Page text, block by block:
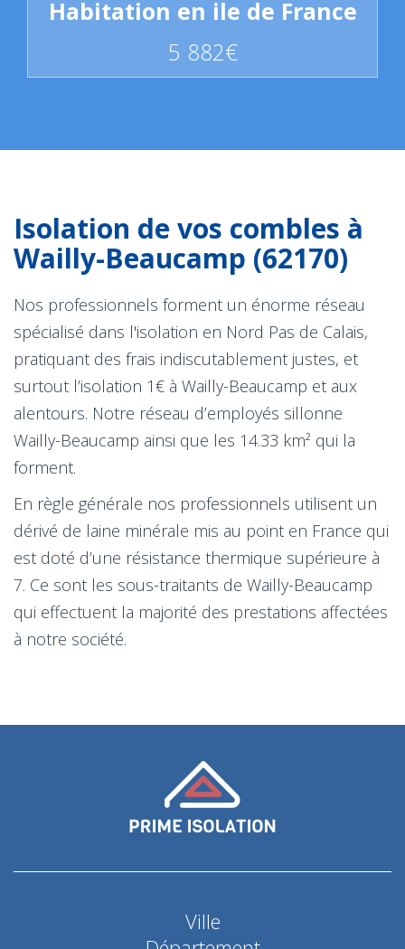
5 882€
Isolation de vos combles à
Wailly-Beaucamp (62170)
Nos professionnels forment un énorme réseau
spécialisé dans l'isolation en Nord Pas de Calais,
pratiquant des frais indiscutablement justes, et
surtout l’isolation 1€ à Wailly-Beaucamp et aux
alentours. Notre réseau d’employés sillonne
Wailly-Beaucamp ainsi que les 14.33 km² qui la
forment.
En règle générale nos professionnels utilisent un
dérivé de laine minérale mis au point en France qui
est doté d’une résistance thermique supérieure à
7. Ce sont les sous-traitants de Wailly-Beaucamp
qui effectuent la majorité des prestations affectées
à notre société.
Ville